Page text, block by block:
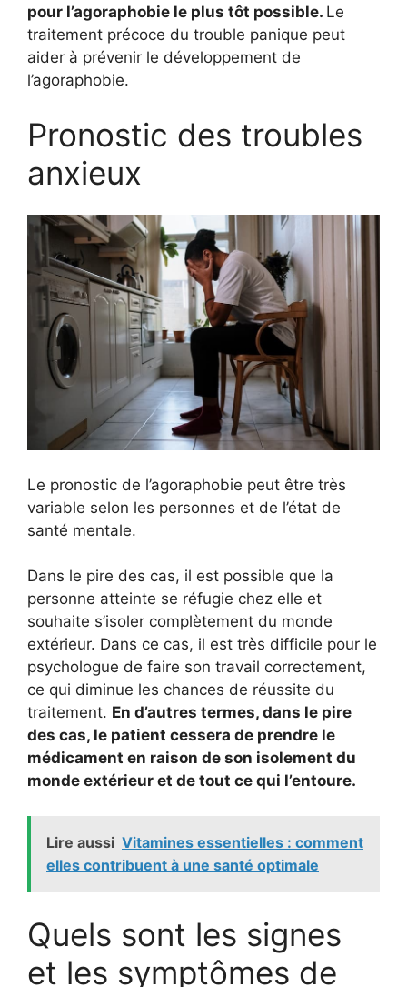
pour l’agoraphobie le plus tôt possible. Le
traitement précoce du trouble panique peut
aider à prévenir le développement de
l’agoraphobie.
Pronostic des troubles
anxieux
Le pronostic de l’agoraphobie peut être très
variable selon les personnes et de l’état de
santé mentale.
Dans le pire des cas, il est possible que la
personne atteinte se réfugie chez elle et
souhaite s’isoler complètement du monde
extérieur. Dans ce cas, il est très difficile pour le
psychologue de faire son travail correctement,
ce qui diminue les chances de réussite du
traitement. En d’autres termes, dans le pire
des cas, le patient cessera de prendre le
médicament en raison de son isolement du
monde extérieur et de tout ce qui l’entoure.
Lire aussi Vitamines essentielles : comment
elles contribuent à une santé optimale
Quels sont les signes
et les symptômes de